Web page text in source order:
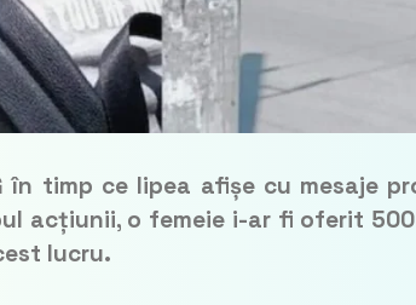
în timp ce lipea afișe cu mesaje
acțiunii, o femeie i-ar fi oferit
lucru.